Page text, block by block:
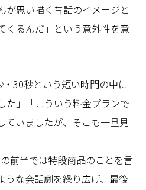
が思い描く昔話のイメージと
くるんだ」という意外性を意
・30秒という短い時間の中に
た」「こういう料金プランで
ていましたが、そこも一旦見
前半では特段商品のことを言
うな会話劇を繰り広げ、最後